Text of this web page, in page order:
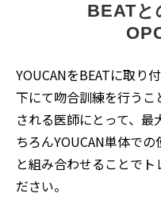
BEATと
YOUCANをBEATに取り
下にて吻合訓練を行う
される医師にとって、最
ちろんYOUCAN単体で
と組み合わせることで
ださい。